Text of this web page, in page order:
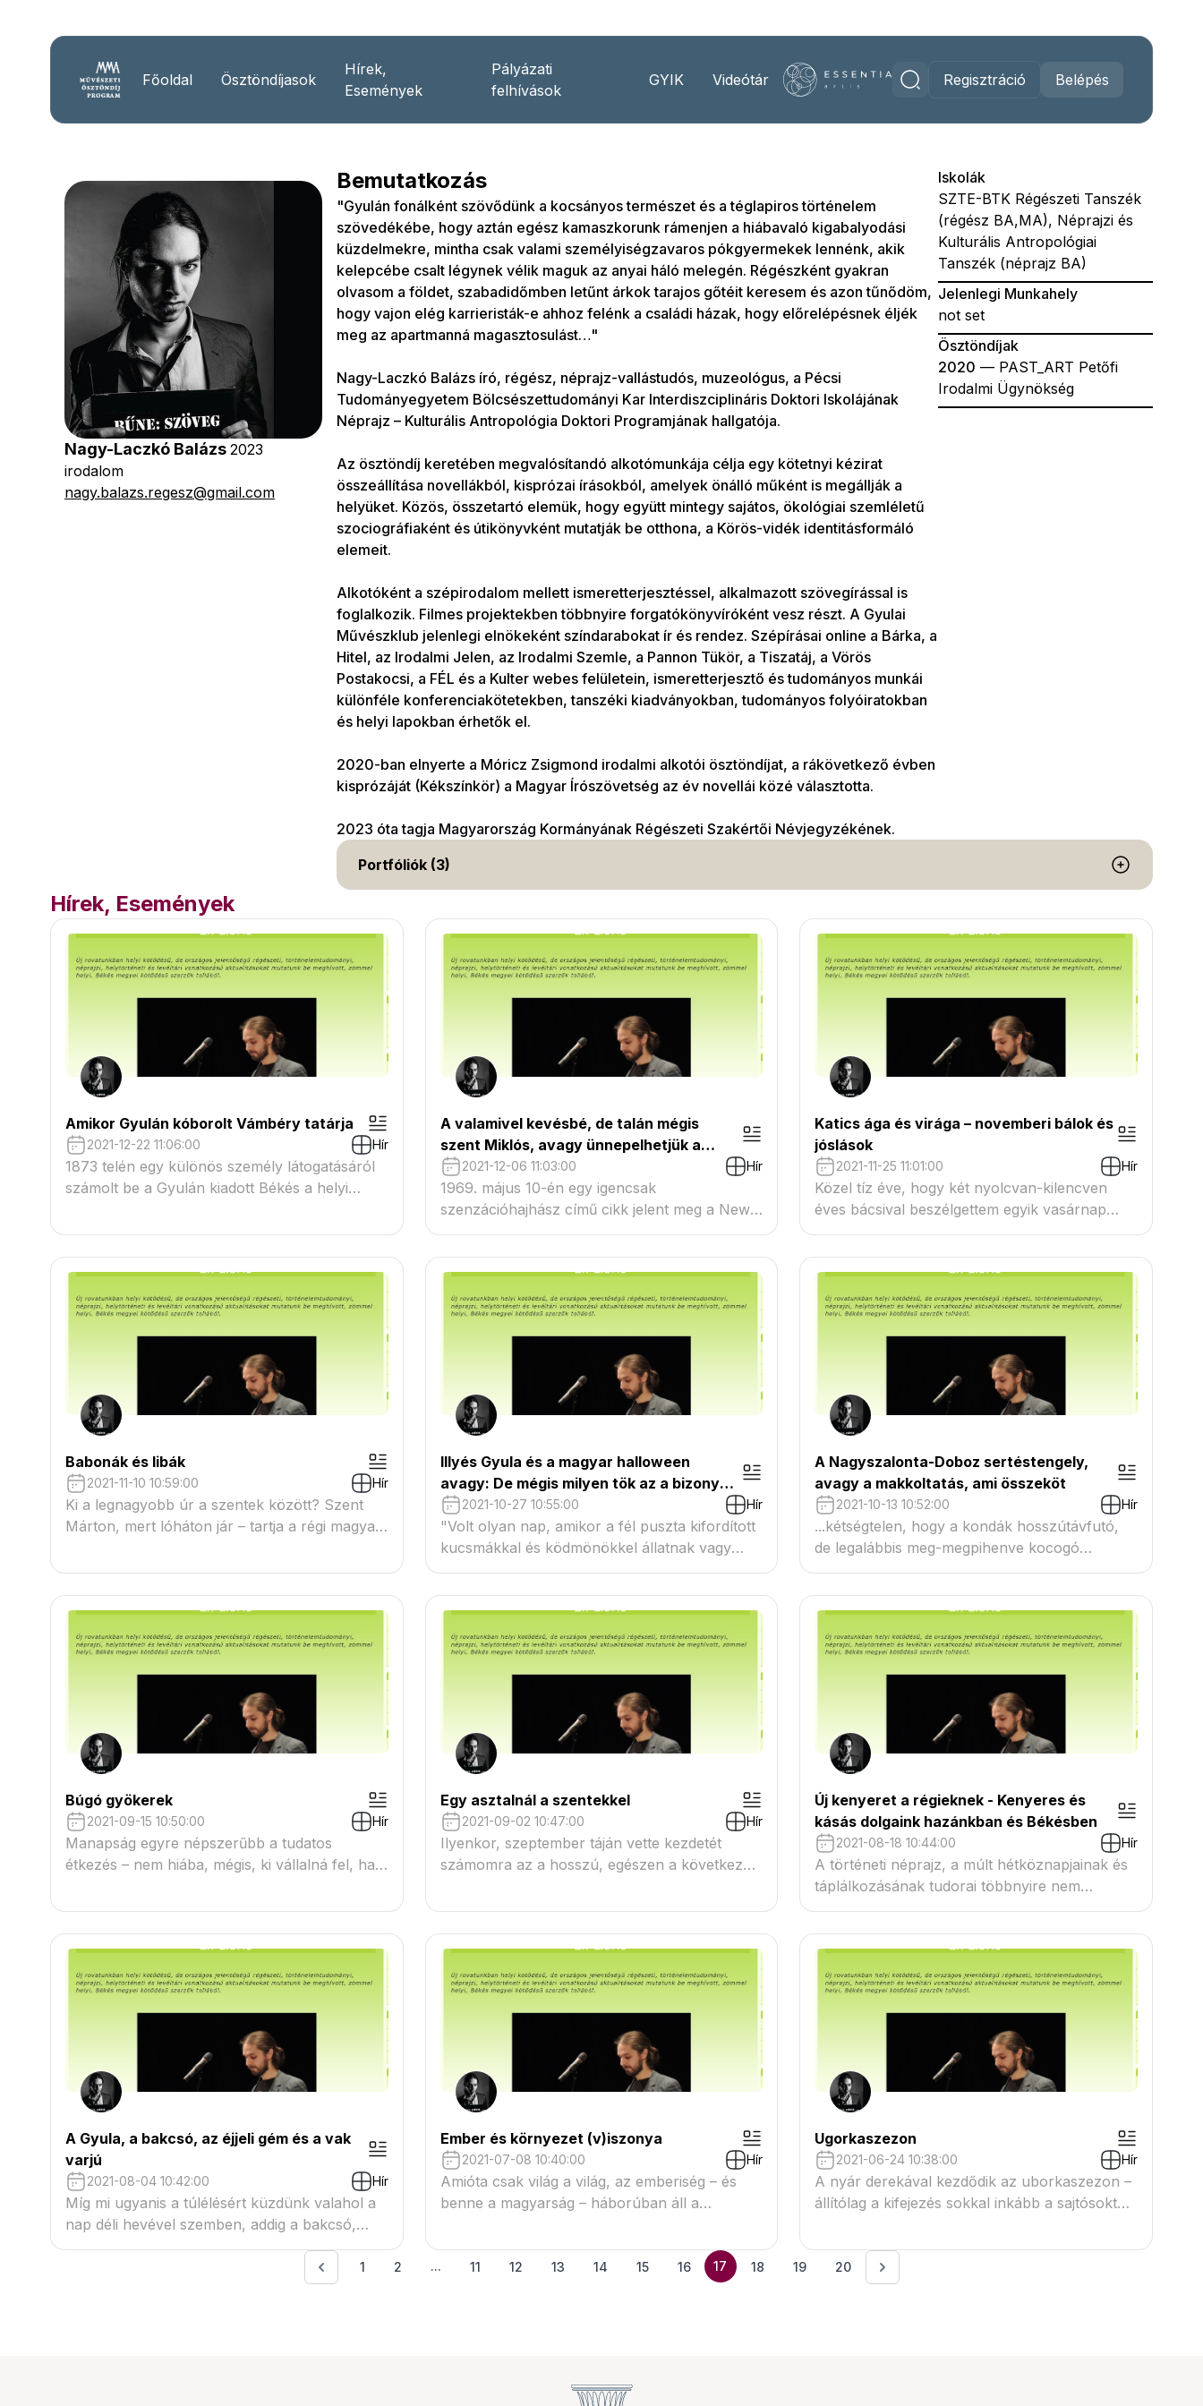
Főoldal Ösztöndíjasok
Hírek,
Események
Pályázati
felhívások
GYIK Videótár Regisztráció Belépés
Nagy-Laczkó Balázs 2023
irodalom
nagy.balazs.regesz@gmail.com
Bemutatkozás
"Gyulán fonálként szövődünk a kocsányos természet és a téglapiros történelem
szövedékébe, hogy aztán egész kamaszkorunk rámenjen a hiábavaló kigabalyodási
küzdelmekre, mintha csak valami személyiségzavaros pókgyermekek lennénk, akik
kelepcébe csalt légynek vélik maguk az anyai háló melegén. Régészként gyakran
olvasom a földet, szabadidőmben letűnt árkok tarajos gőtéit keresem és azon tűnődöm,
hogy vajon elég karrieristák-e ahhoz felénk a családi házak, hogy előrelépésnek éljék
meg az apartmanná magasztosulást…"
Nagy-Laczkó Balázs író, régész, néprajz-vallástudós, muzeológus, a Pécsi
Tudományegyetem Bölcsészettudományi Kar Interdiszciplináris Doktori Iskolájának
Néprajz – Kulturális Antropológia Doktori Programjának hallgatója.
Az ösztöndíj keretében megvalósítandó alkotómunkája célja egy kötetnyi kézirat
összeállítása novellákból, kisprózai írásokból, amelyek önálló műként is megállják a
helyüket. Közös, összetartó elemük, hogy együtt mintegy sajátos, ökológiai szemléletű
szociográfiaként és útikönyvként mutatják be otthona, a Körös-vidék identitásformáló
elemeit.
Alkotóként a szépirodalom mellett ismeretterjesztéssel, alkalmazott szövegírással is
foglalkozik. Filmes projektekben többnyire forgatókönyvíróként vesz részt. A Gyulai
Művészklub jelenlegi elnökeként színdarabokat ír és rendez. Szépírásai online a Bárka, a
Hitel, az Irodalmi Jelen, az Irodalmi Szemle, a Pannon Tükör, a Tiszatáj, a Vörös
Postakocsi, a FÉL és a Kulter webes felületein, ismeretterjesztő és tudományos munkái
különféle konferenciakötetekben, tanszéki kiadványokban, tudományos folyóiratokban
és helyi lapokban érhetők el.
2020-ban elnyerte a Móricz Zsigmond irodalmi alkotói ösztöndíjat, a rákövetkező évben
kisprózáját (Kékszínkör) a Magyar Írószövetség az év novellái közé választotta.
2023 óta tagja Magyarország Kormányának Régészeti Szakértői Névjegyzékének.
Iskolák
SZTE-BTK Régészeti Tanszék
(régész BA,MA), Néprajzi és
Kulturális Antropológiai
Tanszék (néprajz BA)
Jelenlegi Munkahely
not set
Ösztöndíjak
2020 — PAST_ART Petőfi
Irodalmi Ügynökség
Portfóliók (3)
Hírek, Események
Amikor Gyulán kóborolt Vámbéry tatárja
2021-12-22 11:06:00 Hír
1873 telén egy különös személy látogatásáról
számolt be a Gyulán kiadott Békés a helyi
keleti útjában, ázsiai tatár, ki évek óta az
akadémiánál alkalmazva volt, és hazai
nyelvünket jól beszéli e héten Gyulán is
megfordult...
A valamivel kevésbé, de talán mégis
szent Miklós, avagy ünnepelhetjük a
Mikulást és/vagy a Tél- és Fagyapót?
2021-12-06 11:03:00 Hír
1969. május 10-én egy igencsak
szenzációhajhász című cikk jelent meg a New
York Times hasábjain: 200 katolikus szent
vesztette el az ünnepnapját! Közvetlen a cím
után, az első sorokból az olvasó azt is
megtudhatta, hogy...
Katics ága és virága – novemberi bálok és
jóslások
2021-11-25 11:01:00 Hír
Közel tíz éve, hogy két nyolcvan-kilencven
éves bácsival beszélgettem egyik vasárnap
délután a gyulai Német Klubban. A misének
már rég vége volt, és míg az asszonyok otthon
tüsténkedtek, addig egy-egy szokatlanul kis
pohár borocska mellett merengtek olyasféle
múltakon, amiknek úgy igazán egyik sem..
Babonák és libák
2021-11-10 10:59:00 Hír
Ki a legnagyobb úr a szentek között? Szent
Márton, mert lóháton jár – tartja a régi magyar
hogy jöttét bizony nagy lakomákkal illett
ünnepelni már a középkortól...
Illyés Gyula és a magyar halloween
avagy: De mégis milyen tök az a bizonyos
lámpás?
2021-10-27 10:55:00 Hír
"Volt olyan nap, amikor a fél puszta kifordított
kucsmákkal és ködmönökkel állatnak vagy
ördögnek öltözött, hogy kedvére kinevethesse
magát. Máskor kísértetnek, lepedővel és kivájt
tökbe helyezett gyertyákkal, hogy
reszkethessenek. Nevettünk és reszkettünk,
ahogy az ősök kívánták" Illyés Gyula, 1936
A Nagyszalonta-Doboz sertéstengely,
avagy a makkoltatás, ami összeköt
2021-10-13 10:52:00 Hír
...kétségtelen, hogy a kondák hosszútávfutó,
de legalábbis meg-megpihenve kocogó
képességeire is van ma már szemernyi
bizonyítékunk: a Cardiff Egyetem (Egyesült
Királyság, Wales) kutatói a Stonehenge
környékéről származó mintegy 2800 éves
sertésmaradványok vizsgálatával
megállapították, hogy...
Búgó gyökerek
2021-09-15 10:50:00 Hír
Manapság egyre népszerűbb a tudatos
étkezés – nem hiába, mégis, ki vállalná fel, ha
egyetlen alkalomra se emlékszem, amikor ne
lettem volna tisztában azzal, hogy éppen
étkezem vagy sem...
Egy asztalnál a szentekkel
2021-09-02 10:47:00 Hír
Ilyenkor, szeptember táján vette kezdetét
számomra az a hosszú, egészen a következő
minden egyes alkalommal, amikor találkoztunk,
megkérdezte tőlem, hogy megy az iskola?
Hogy aztán rögtön rá is vághassa mosolyogva,
hát éppen az a baj, hogy nem megy az
sehova..
Új kenyeret a régieknek - Kenyeres és
kásás dolgaink hazánkban és Békésben
2021-08-18 10:44:00 Hír
A történeti néprajz, a múlt hétköznapjainak és
táplálkozásának tudorai többnyire nem
röstellik bevallani, hogy fogalmuk sincs, mi is
az, amit a meséinkben pogácsának, kalácsnak,
de akár kenyérnek neveznek. Mindenesetre a
régi pogácsa kiadósabb lehetett, mint a mai
tálcán kínált bonszáj pogácsa...
A Gyula, a bakcsó, az éjjeli gém és a vak
varjú
2021-08-04 10:42:00 Hír
Míg mi ugyanis a túlélésért küzdünk valahol a
nap déli hevével szemben, addig a bakcsó,
tisztában azzal, hogy ő tulajdonképpen a helyi
tápláléklánc valódi csúcsa, csücsül az
árnyékban kényelmesen, és lesi a turistát...
Ember és környezet (v)iszonya
2021-07-08 10:40:00 Hír
Amióta csak világ a világ, az emberiség – és
benne a magyarság – háborúban áll a
és a szúnyog hadtörténetének egy nem is
olyan régi, lassan mégis elfeledett epizódjába
Ugorkaszezon
2021-06-24 10:38:00 Hír
A nyár derekával kezdődik az uborkaszezon –
állítólag a kifejezés sokkal inkább a sajtósoktól,
szabadságolási dömpinggel mind nehezebbé és
nehezebbé válik az olvasóközönség
figyelmének fenntartása, így ebben az
1 2 ... 11 12 13 14 15 16 17 18 19 20